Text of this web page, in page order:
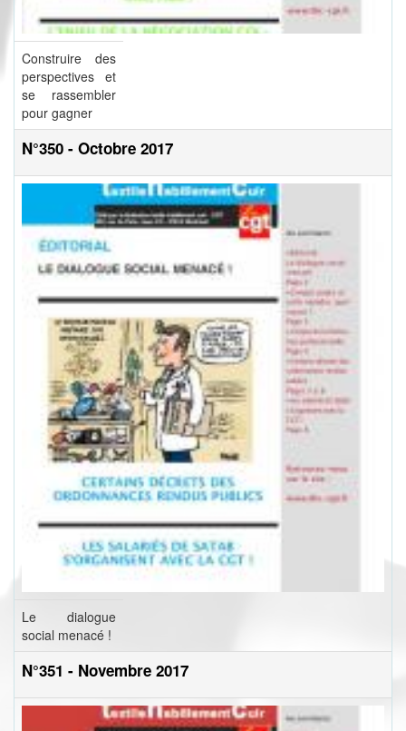
Construire des
perspectives et
se rassembler
pour gagner
N°350 - Octobre 2017
Le dialogue
social menacé !
N°351 - Novembre 2017